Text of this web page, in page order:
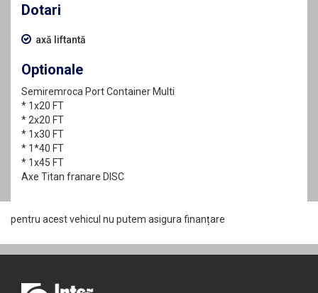
Dotari
axă liftantă
Optionale
Semiremroca Port Container Multi
* 1x20 FT
* 2x20 FT
* 1x30 FT
* 1*40 FT
* 1x45 FT
Axe Titan franare DISC
pentru acest vehicul nu putem asigura finanțare